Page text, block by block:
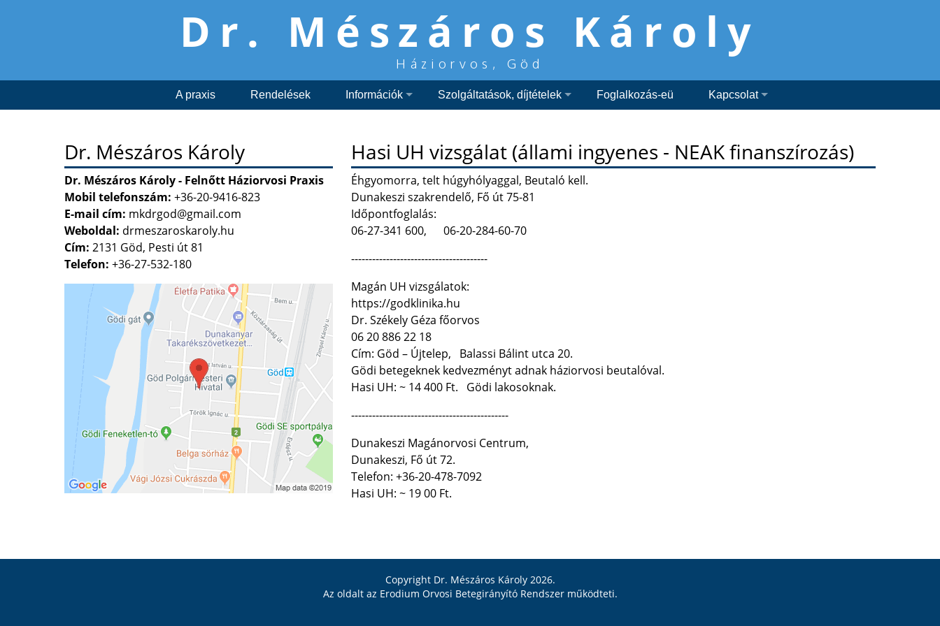
Dr. Mészáros Károly
Háziorvos, Göd
A praxis Rendelések Információk Szolgáltatások, díjtételek Foglalkozás-eü Kapcsolat
Hasi UH vizsgálat (állami ingyenes - NEAK finanszírozás)
Éhgyomorra, telt húgyhólyaggal, Beutaló kell.
Dunakeszi szakrendelő, Fő út 75-81
Időpontfoglalás:
06-27-341 600, 06-20-284-60-70
---------------------------------------
Magán UH vizsgálatok:
https://godklinika.hu
Dr. Székely Géza főorvos
06 20 886 22 18
Cím: Göd – Újtelep, Balassi Bálint utca 20.
Gödi betegeknek kedvezményt adnak háziorvosi beutalóval.
Hasi UH: ~ 14 400 Ft. Gödi lakosoknak.
---------------------------------------------
Dunakeszi Magánorvosi Centrum,
Dunakeszi, Fő út 72.
Telefon: +36-20-478-7092
Hasi UH: ~ 19 00 Ft.
Dr. Mészáros Károly
Dr. Mészáros Károly - Felnőtt Háziorvosi Praxis
Mobil telefonszám: +36-20-9416-823
E-mail cím: mkdrgod@gmail.com
Weboldal: drmeszaroskaroly.hu
Cím: 2131 Göd, Pesti út 81
Telefon: +36-27-532-180
Copyright Dr. Mészáros Károly 2026.
Az oldalt az Erodium Orvosi Betegirányító Rendszerműködteti.